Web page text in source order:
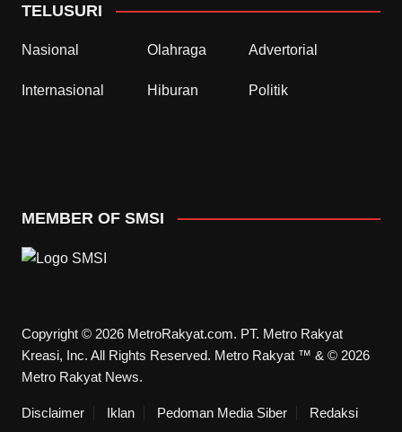
TELUSURI
Nasional Olahraga Advertorial
Internasional Hiburan Politik
MEMBER OF SMSI
Copyright © 2026 MetroRakyat.com. PT. Metro Rakyat
Kreasi, Inc. All Rights Reserved. Metro Rakyat ™ & © 2026
Metro Rakyat News.
Disclaimer Iklan Pedoman Media Siber Redaksi